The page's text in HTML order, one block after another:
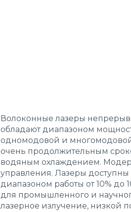
Волоконные лазеры
обладают диапазоном
одномодовой и
очень продолжительным
водяным охлаждением.
управления. Лазеры
диапазоном работы от 10%
для промышленного и
лазерное излучение, низкой